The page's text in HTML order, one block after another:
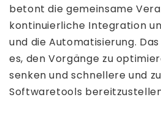
betont die gemeinsame
kontinuierliche Integration
und die Automatisierung.
es, den Vorgänge zu
senken und schnellere und
Softwaretools